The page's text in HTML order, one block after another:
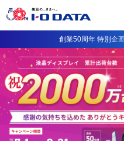
創業50周年 特別企